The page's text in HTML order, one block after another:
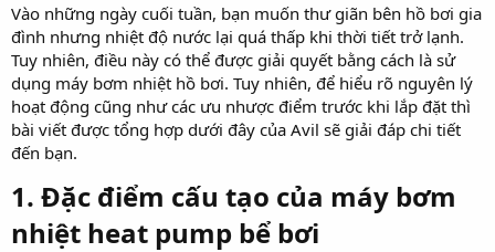
r
Vào những ngày cuối tuần, bạn muốn thư giãn bên hồ bơi gia
đình nhưng nhiệt độ nước lại quá thấp khi thời tiết trở lạnh.
Tuy nhiên, điều này có thể được giải quyết bằng cách là sử
dụng máy bơm nhiệt hồ bơi. Tuy nhiên, để hiểu rõ nguyên lý
hoạt động cũng như các ưu nhược điểm trước khi lắp đặt thì
bài viết được tổng hợp dưới đây của Avil sẽ giải đáp chi tiết
đến bạn.
1. Đặc điểm cấu tạo của máy bơm
nhiệt heat pump bể bơi